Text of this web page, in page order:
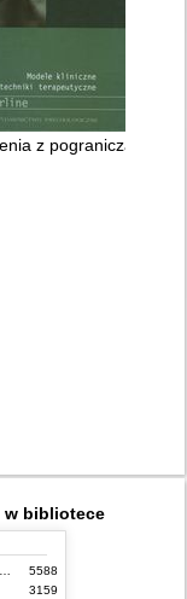
z pogranicza
w bibliotece
Mitologia : wierzenia i podania Greków i Rzymian
5588
3159